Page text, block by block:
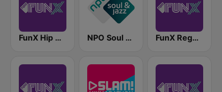
FunX Hip Hop NPO Soul & Jazz FunX Reggae